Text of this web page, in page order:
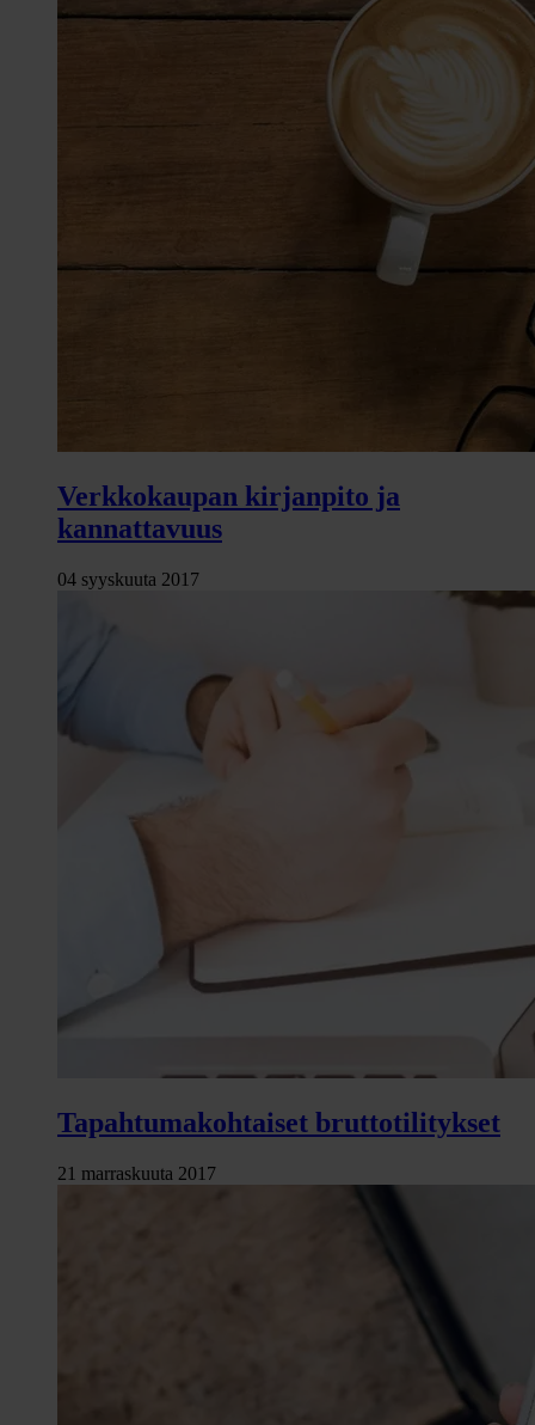
Verkkokaupan kirjanpito ja
kannattavuus
04 syyskuuta 2017
Tapahtumakohtaiset bruttotilitykset
21 marraskuuta 2017